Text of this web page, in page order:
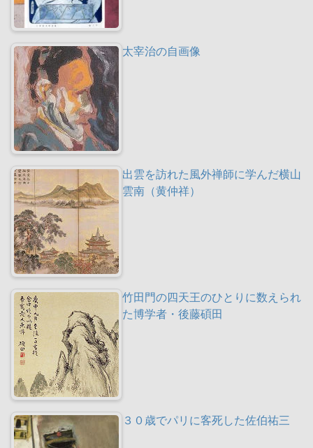
太宰治の自画像
出雲を訪れた風外禅師に学んだ横山
雲南（黄仲祥）
竹田門の四天王のひとりに数えられ
た博学者・後藤碩田
３０歳でパリに客死した佐伯祐三